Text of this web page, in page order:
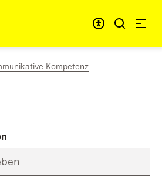
Kompetenz